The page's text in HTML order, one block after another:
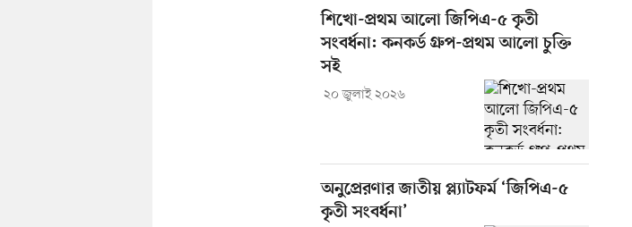
শিখো-প্রথম আলো জিপিএ-৫ কৃতী
সংবর্ধনা: কনকর্ড গ্রুপ-প্রথম আলো চুক্তি
সই
২০ জুলাই ২০২৬
অনুপ্রেরণার জাতীয় প্ল্যাটফর্ম ‘জিপিএ-৫
কৃতী সংবর্ধনা’